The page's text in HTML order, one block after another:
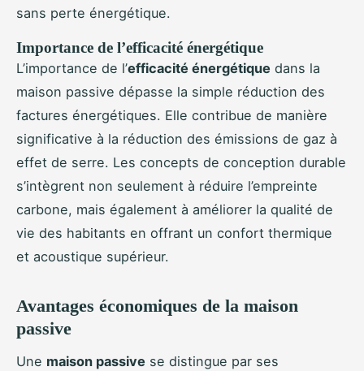
sans perte énergétique.
Importance de l’efficacité énergétique
L’importance de l’efficacité énergétique dans la
maison passive dépasse la simple réduction des
factures énergétiques. Elle contribue de manière
significative à la réduction des émissions de gaz à
effet de serre. Les concepts de conception durable
s’intègrent non seulement à réduire l’empreinte
carbone, mais également à améliorer la qualité de
vie des habitants en offrant un confort thermique
et acoustique supérieur.
Avantages économiques de la maison
passive
Une maison passive se distingue par ses